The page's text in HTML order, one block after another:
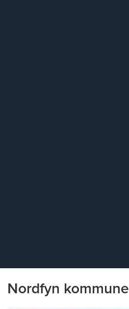
Nordfyn kommune